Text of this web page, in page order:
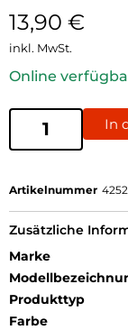
13,90 €
inkl. MwSt.
Online
In
Artikelnummer
Zusätzliche
Marke
Produkttyp
Farbe